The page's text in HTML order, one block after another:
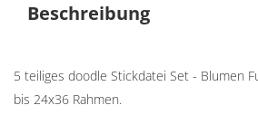
Beschreibung
5 teiliges doodle Stickdatei Set - Blumen
bis 24x36 Rahmen.